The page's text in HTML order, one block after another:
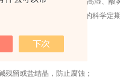
。建立
的科学定
留或盐结晶，防止腐蚀；